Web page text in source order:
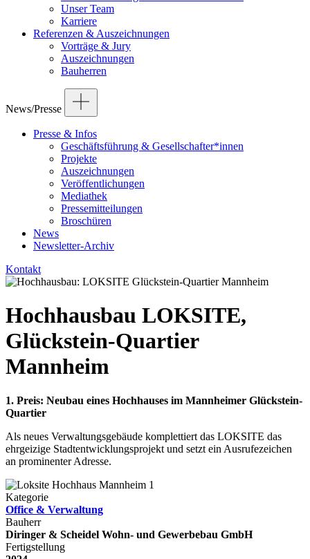
Unser Team
Karriere
Referenzen & Auszeichnungen
Vorträge & Jury
Auszeichnungen
Bauherren
News/Presse
Presse & Infos
Geschäftsführung & Gesellschafter*innen
Projekte
Auszeichnungen
Veröffentlichungen
Mediathek
Pressemitteilungen
Broschüren
News
Newsletter-Archiv
Kontakt
Hochhausbau LOKSITE,
Glückstein-Quartier
Mannheim
1. Preis: Neubau eines Hochhauses im Mannheimer Glückstein-
Quartier
Als neues Verwaltungsgebäude komplettiert das LOKSITE das
ehrgeizige Stadtentwicklungsprojekt und setzt ein Ausrufezeichen
an prominenter Adresse.
Kategorie
Office & Verwaltung
Bauherr
Diringer & Scheidel Wohn- und Gewerbebau GmbH
Fertigstellung